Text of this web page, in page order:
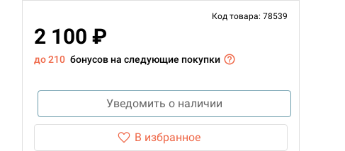
Код товара: 78539
2 100 ₽
до 210 бонусов на следующие покупки
Уведомить о наличии
В избранное